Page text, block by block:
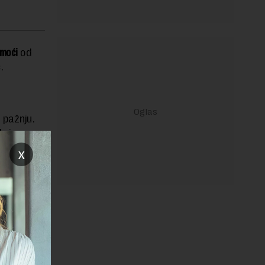
od
da
15.
x